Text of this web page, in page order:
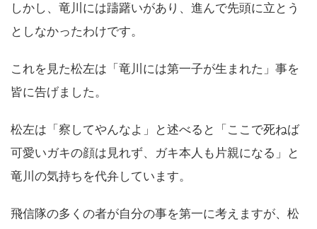
しかし、竜川には躊躇いがあり、進んで先頭に立とう
としなかったわけです。
これを見た松左は「竜川には第一子が生まれた」事を
皆に告げました。
松左は「察してやんなよ」と述べると「ここで死ねば
可愛いガキの顔は見れず、ガキ本人も片親になる」と
竜川の気持ちを代弁しています。
飛信隊の多くの者が自分の事を第一に考えますが、松